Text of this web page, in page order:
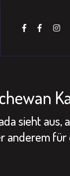
sieht aus,
anderem für